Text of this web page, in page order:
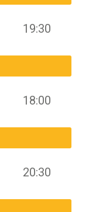
19:30
18:00
20:30